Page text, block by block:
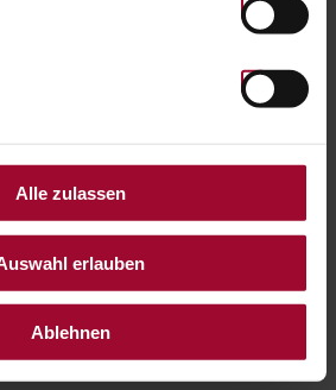
Alle zulassen
erlauben
AblehnenFOLLOWING